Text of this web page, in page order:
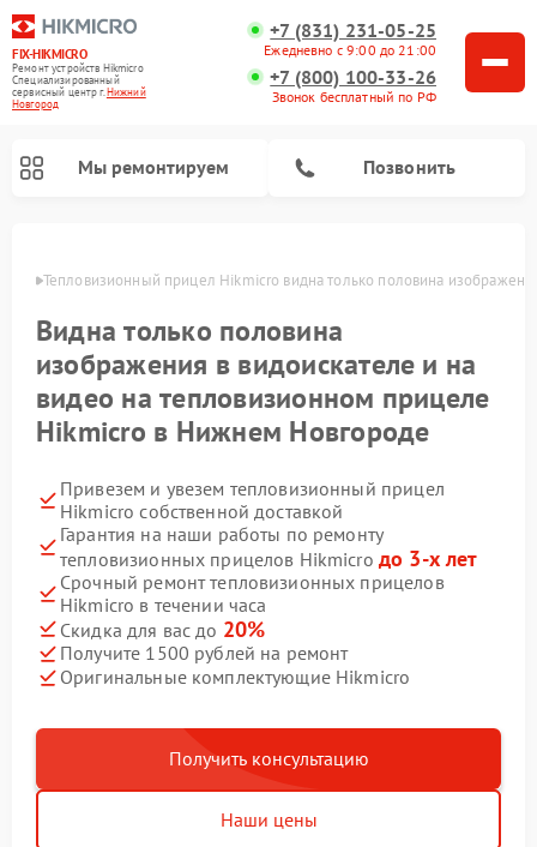
FIX-HIKMICRO
Ремонт устройств Hikmicro
Специализированный
cервисный центр г.Нижний
Новгород
+7 (831) 231-05-25
Ежедневно с 9:00 до 21:00
+7 (800) 100-33-26
Звонок бесплатный по РФ
Мы ремонтируем Позвонить
Тепловизионный прицел Hikmicro видна только половина
Видна только половина
изображения в видоискателе и на
видео на тепловизионном прицеле
Hikmicro в Нижнем Новгороде
Привезем и увезем тепловизионный прицел
Hikmicro собственной доставкой
Гарантия на наши работы по ремонту
тепловизионных прицелов Hikmicro до 3-х лет
Срочный ремонт тепловизионных прицелов
Hikmicro в течении часа
Скидка для вас до 20%
Получите 1500 рублей на ремонт
Оригинальные комплектующие Hikmicro
Получить консультацию
Наши цены